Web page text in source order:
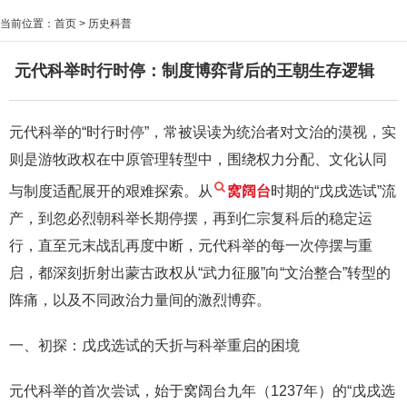
当前位置： 首页 > 历史科普
元代科举时行时停：制度博弈背后的王朝生存逻辑
元代科举的“时行时停”，常被误读为统治者对文治的漠视，实
则是游牧政权在中原管理转型中，围绕权力分配、文化认同
与制度适配展开的艰难探索。从 窝阔台时期的“戊戌选试”流
产，到忽必烈朝科举长期停摆，再到仁宗复科后的稳定运
行，直至元末战乱再度中断，元代科举的每一次停摆与重
启，都深刻折射出蒙古政权从“武力征服”向“文治整合”转型的
阵痛，以及不同政治力量间的激烈博弈。
一、初探：戊戌选试的夭折与科举重启的困境
元代科举的首次尝试，始于窝阔台九年（1237年）的“戊戌选